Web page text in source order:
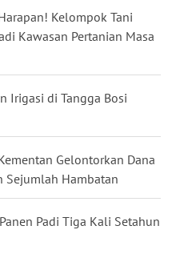
Kelompok Tani
Kawasan Pertanian Masa
Irigasi di Tangga Bosi
Gelontorkan Dana
Sejumlah Hambatan
Padi Tiga Kali Setahun